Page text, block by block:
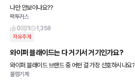
나만 안보이나요??
팩투커스
0
1 1,358
자유주제
와이퍼 블래이드는 다 거기서 거기인가요?
와이퍼 블래이드 브랜드 중 어떤 걸 가장 선호하시나요?
물렁기계